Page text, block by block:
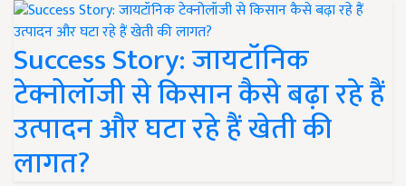
Success Story: जायटॉनिक
टेक्नोलॉजी से किसान कैसे बढ़ा रहे हैं
उत्पादन और घटा रहे हैं खेती की
लागत?